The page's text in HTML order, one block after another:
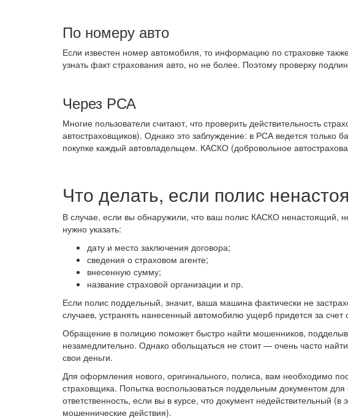
По номеру авто
Если известен номер автомобиля, то информацию по страховке
узнать факт страхования авто, но не более. Поэтому проверку
Через РСА
Многие пользователи считают, что проверить действительность
автостраховщиков). Однако это заблуждение: в РСА ведется только
покупке каждый автовладельцем. КАСКО (добровольное
Что делать, если полис
В случае, если вы обнаружили, что ваш полис КАСКО ненастоящий,
нужно указать:
дату и место заключения договора;
сведения о страховом агенте;
внесенную сумму;
название страховой организации и пр.
Если полис поддельный, значит, ваша машина фактически не
случаев, устранять нанесенный автомобилю ущерб придется за счет
Обращение в полицию поможет быстро найти мошенников,
незамедлительно. Однако обольщаться не стоит — очень часто
свои деньги.
Для оформления нового, оригинального, полиса, вам необходимо
страховщика. Попытка воспользоваться поддельным документом
ответственность, если вы в курсе, что документ недействительный
мошеннические действия).